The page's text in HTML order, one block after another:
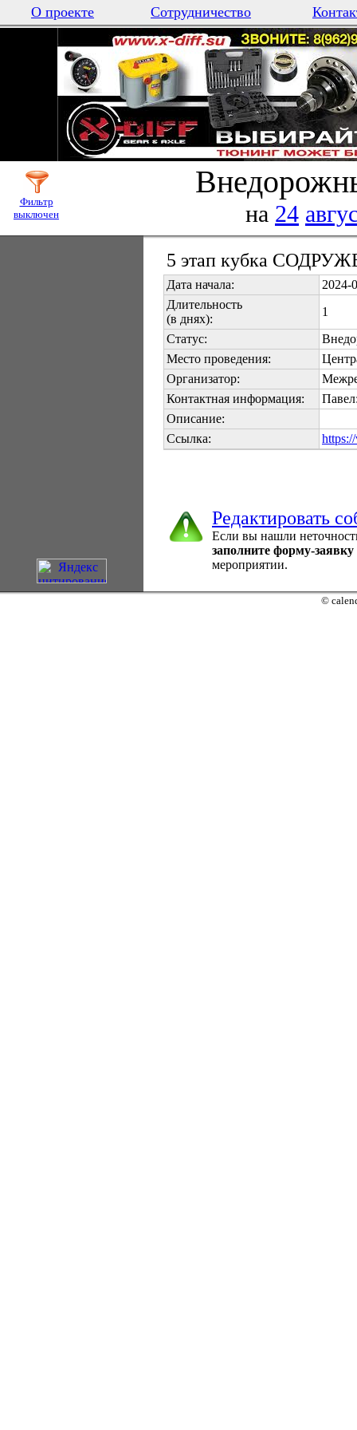
О проекте Сотрудничество
Фильтр
выключен
на 24
5 этап кубка
Дата начала:
2024-
Длительность
(в днях):
1
Статус:
Место проведения:
Организатор:
Контактная информация:
Описание:
Ссылка:
Редактировать
Если вы нашли
заполните форму-заявку
мероприятии.
©